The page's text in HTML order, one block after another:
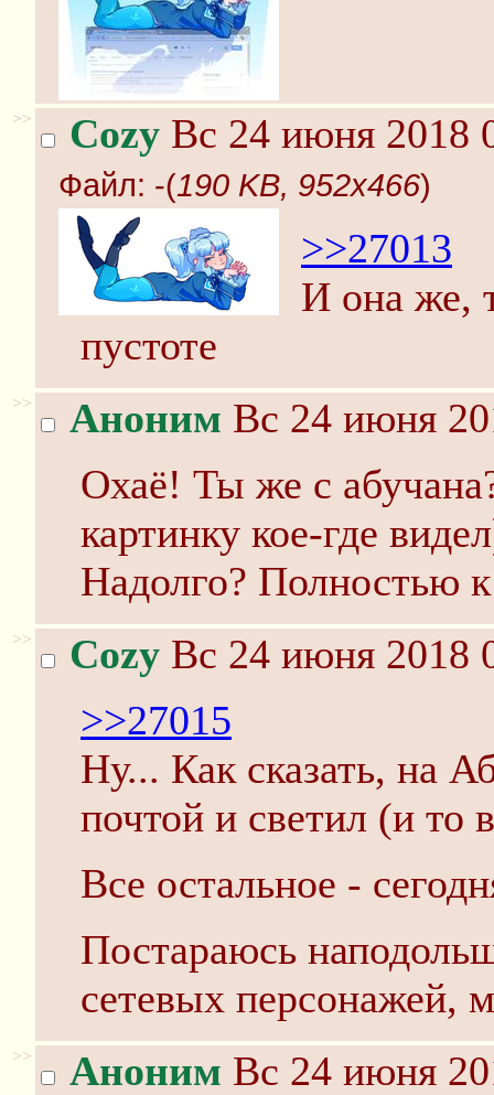
>> Cozy Вс 24 июня 2018
Файл: -(190 KB, 952x466)
>>27013
И она же,
пустоте
>> Аноним Вс 24 июня
Охаё! Ты же с
картинку кое-где
Надолго? Полностью
>> Cozy Вс 24 июня 2018
>>27015
Ну... Как сказать, на
почтой и светил (и то
Все остальное -
Постараюсь
сетевых персонажей,
>> Аноним Вс 24 июня